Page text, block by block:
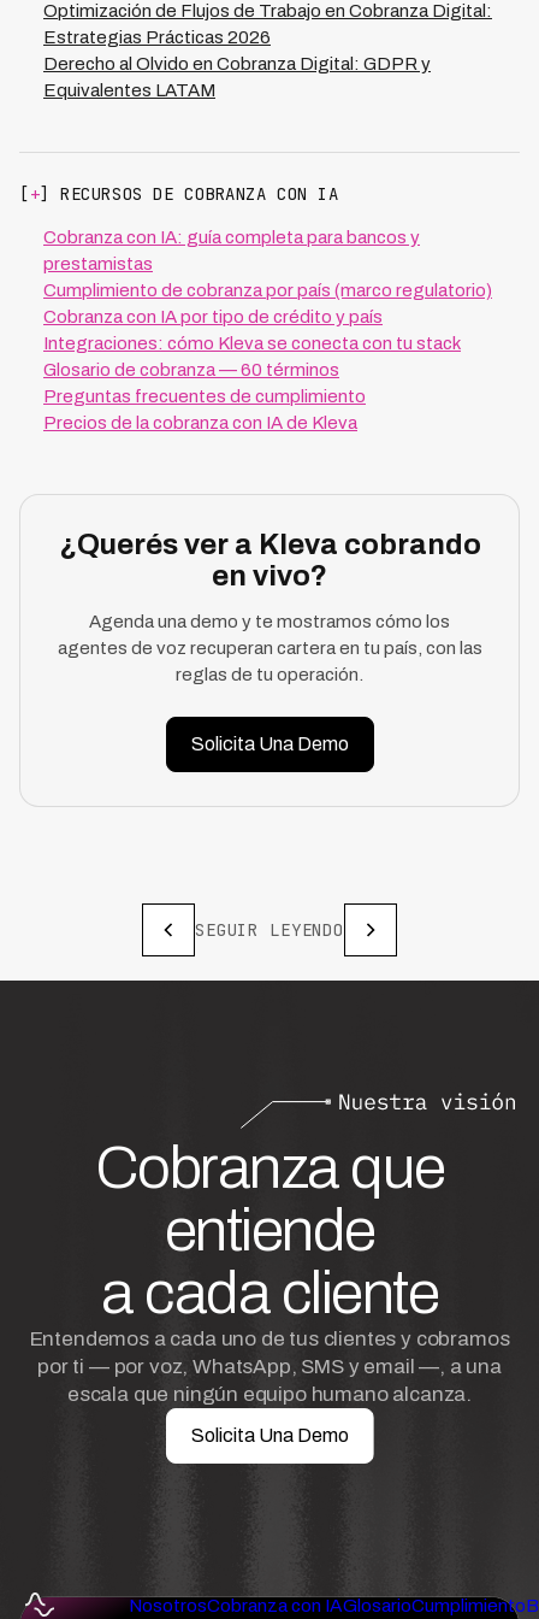
especialmente en contextos complejos como los 7
países de LATAM donde operamos.
Optimización de Flujos de Trabajo en Cobranza Digital:
Estrategias Prácticas 2026
Derecho al Olvido en Cobranza Digital: GDPR y
Equivalentes LATAM
[+] RECURSOS DE COBRANZA CON IA
Cobranza con IA: guía completa para bancos y
prestamistas
Cumplimiento de cobranza por país (marco regulatorio)
Cobranza con IA por tipo de crédito y país
Integraciones: cómo Kleva se conecta con tu stack
Glosario de cobranza — 60 términos
Preguntas frecuentes de cumplimiento
Precios de la cobranza con IA de Kleva
¿Querés ver a Kleva cobrando
en vivo?
Agenda una demo y te mostramos cómo los
agentes de voz recuperan cartera en tu país, con las
reglas de tu operación.
Solicita Una Demo
SEGUIR LEYENDO
Cobranza que
entiende
a cada cliente
Entendemos a cada uno de tus clientes y cobramos
por ti — por voz, WhatsApp, SMS y email —, a una
escala que ningún equipo humano alcanza.
Solicita Una Demo
NosotrosCobranza con IAGlosarioCumplimiento